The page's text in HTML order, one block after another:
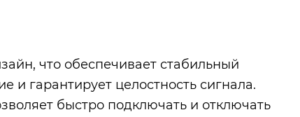
что обеспечивает стабильный
и гарантирует целостность сигнала.
быстро подключать и отключать